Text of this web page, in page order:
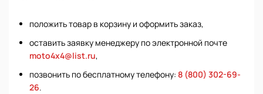
положить товар в корзину и оформить заказ,
оставить заявку менеджеру по электронной почте
moto4x4@list.ru,
позвонить по бесплатному телефону: 8 (800) 302-69-
26.